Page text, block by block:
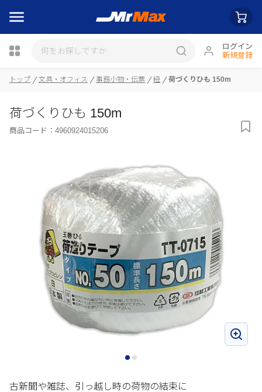
ログイン
新規登録
瓶詰
トップ 文具・オフィス 事務小物・伝票 紐 荷づくりひも 150m
荷づくりひも 150m
商品コード： 4960924015206
古新聞や雑誌、引っ越し時の荷物の結束に